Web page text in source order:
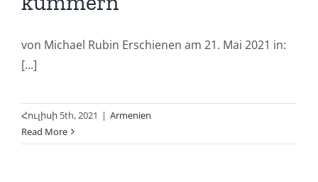
von Michael Rubin Erschienen am 21. Mai 2021 in:
[...]
Հուլիսի 5th, 2021 | Armenien
Read More